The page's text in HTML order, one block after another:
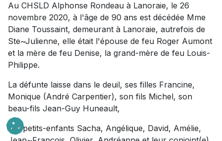
Au CHSLD Alphonse Rondeau à Lanoraie, le 26
novembre 2020, à l'âge de 90 ans est décédée Mme
Diane Toussaint, demeurant à Lanoraie, autrefois de
Ste~Julienne, elle était l'épouse de feu Roger Aumont
et la mère de feu Denise, la grand-mère de feu Louis-
Philippe.
La défunte laisse dans le deuil, ses filles Francine,
Monique (André Carpentier), son fils Michel, son
beau-fils Jean-Guy Huneault,
ses petits-enfants Sacha, Angélique, David, Amélie,